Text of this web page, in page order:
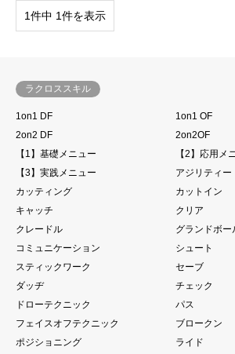
1件中 1件を表示
ラクロススキル
1on1 DF
1on1 OF
2on2 DF
2on2OF
【1】基礎メニュー
【2】応用メ
【3】実践メニュー
アジリティー
カッティング
カットイン
キャッチ
クリア
クレードル
グランドボー
コミュニケーション
シュート
スティックワーク
セーブ
ダッヂ
チェック
ドローテクニック
パス
フェイスオフテクニック
ブロークン
ポジショニング
ライド